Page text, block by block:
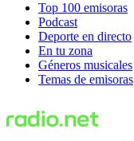
Top 100 emisoras
Podcast
Deporte en directo
En tu zona
Géneros musicales
Temas de emisoras